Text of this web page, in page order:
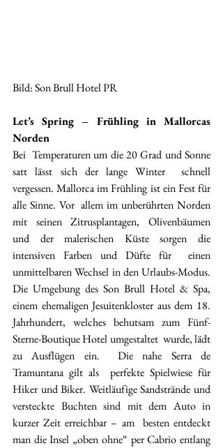
Bild: Son Brull Hotel PR
Let’s Spring – Frühling in Mallorcas
Norden
Bei  Temperaturen um die 20 Grad und Sonne
satt lässt sich der lange Winter  schnell
vergessen. Mallorca im Frühling ist ein Fest für
alle Sinne. Vor  allem im unberührten Norden
mit seinen Zitrusplantagen, Olivenbäumen
und der malerischen Küste sorgen die
intensiven Farben und Düfte für  einen
unmittelbaren Wechsel in den Urlaubs-Modus.
Die Umgebung des Son Brull Hotel & Spa,
einem ehemaligen Jesuitenkloster aus dem 18.
Jahrhundert, welches behutsam zum Fünf-
Sterne-Boutique Hotel umgestaltet  wurde, lädt
zu Ausflügen ein.  Die nahe Serra de
Tramuntana gilt als  perfekte Spielwiese für
Hiker und Biker. Weitläufige Sandstrände und
versteckte Buchten sind mit dem Auto in
kurzer Zeit erreichbar – am  besten entdeckt
man die Insel „oben ohne“ per Cabrio entlang